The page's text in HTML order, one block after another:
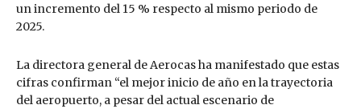
un incremento del 15 % respecto al mismo periodo de
2025.
La directora general de Aerocas ha manifestado que estas
cifras confirman “el mejor inicio de año en la trayectoria
del aeropuerto, a pesar del actual escenario de